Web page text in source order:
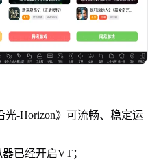
-Horizon》可流畅、稳定运
已经开启VT；